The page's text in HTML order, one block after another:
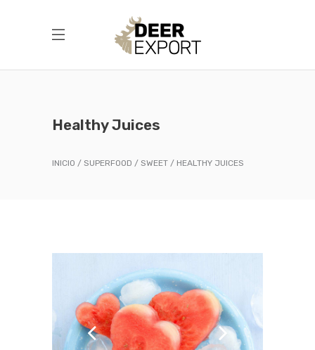
Healthy Juices
INICIO SUPERFOOD SWEET HEALTHY JUICES